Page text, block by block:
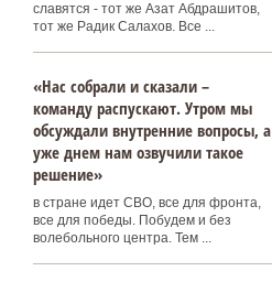
славятся - тот же Азат Абдрашитов,
тот же Радик Салахов. Все ...
«Нас собрали и сказали –
команду распускают. Утром мы
обсуждали внутренние вопросы, а
уже днем нам озвучили такое
решение»
в стране идет СВО, все для фронта,
все для победы. Побудем и без
волебольного центра. Тем ...